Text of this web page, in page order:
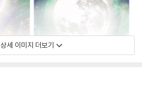
상세 이미지 더보기